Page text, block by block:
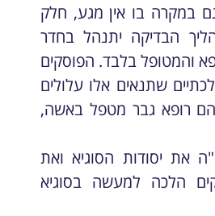
במקרה בו אין מגע, חלק
הבדיקה יתנהל בחדר
והמטופל בלבד. הפוסקים
שתנאים אלו עלולים
רופא גבר מטפל באשה,
את יסודות הסוגיא ואת
הלכה למעשה בסוגיא